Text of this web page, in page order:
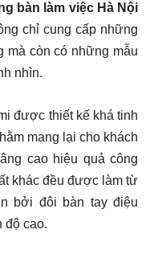
bàn làm việc Hà Nội
chỉ cung cấp những
mà còn có những mẫu
nhìn.
được thiết kế khá tinh
mang lại cho khách
cao hiệu quả công
khác đều được làm từ
bởi đôi bàn tay điệu
độ cao.